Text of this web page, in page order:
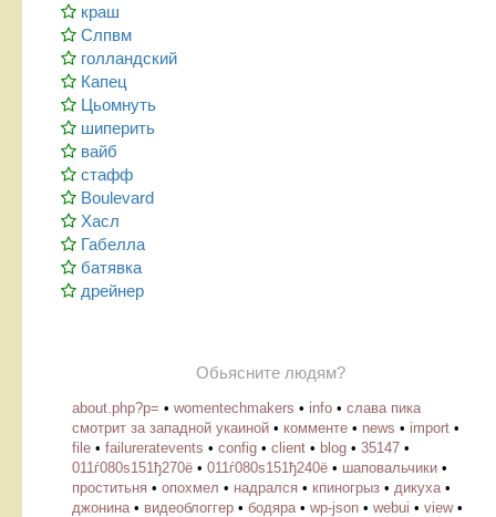
краш
Слпвм
голландский
Капец
Цьомнуть
шиперить
вайб
стафф
Boulevard
Хасл
Габелла
батявка
дрейнер
Обьясните людям?
about.php?p= • womentechmakers • info • слава пика
смотрит за западной укаиной • комменте • news • import •
file • failureratevents • config • client • blog • 35147 •
011ѓ080ѕ151ђ270ё • 011ѓ080ѕ151ђ240ё • шаповальчики •
проститьня • опохмел • надрался • кпиногрыз • дикуха •
джонина • видеоблоггер • бодяра • wp-json • webui • view•